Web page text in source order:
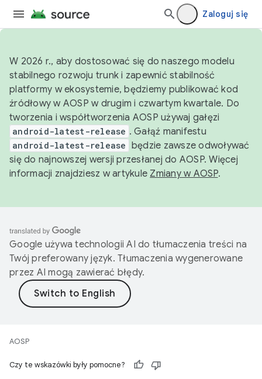
Zaloguj się
W 2026 r., aby dostosować się do naszego modelu
stabilnego rozwoju trunk i zapewnić stabilność
platformy w ekosystemie, będziemy publikować kod
źródłowy w AOSP w drugim i czwartym kwartale. Do
tworzenia i współtworzenia AOSP używaj gałęzi
android-latest-release . Gałąź manifestu
android-latest-release będzie zawsze odwoływać
się do najnowszej wersji przesłanej do AOSP. Więcej
informacji znajdziesz w artykule Zmiany w AOSP.
Google używa technologii AI do tłumaczenia treści na
Twój preferowany język. Tłumaczenia wygenerowane
przez AI mogą zawierać błędy.
AOSP
Czy te wskazówki były pomocne?